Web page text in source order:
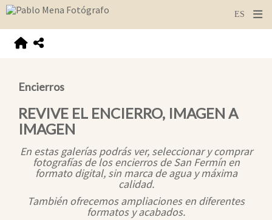
Encierros
REVIVE EL ENCIERRO, IMAGEN A
IMAGEN
En estas galerías podrás ver, seleccionar y comprar
fotografías de los encierros de San Fermín en
formato digital, sin marca de agua y máxima
calidad.
También ofrecemos ampliaciones en diferentes
formatos y acabados.